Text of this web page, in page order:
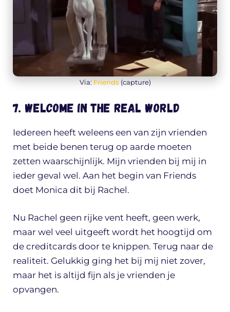
Via: Friends (capture)
7. Welcome in the real world
Iedereen heeft weleens een van zijn vrienden
met beide benen terug op aarde moeten
zetten waarschijnlijk. Mijn vrienden bij mij in
ieder geval wel. Aan het begin van Friends
doet Monica dit bij Rachel.
Nu Rachel geen rijke vent heeft, geen werk,
maar wel veel uitgeeft wordt het hoogtijd om
de creditcards door te knippen. Terug naar de
realiteit. Gelukkig ging het bij mij niet zover,
maar het is altijd fijn als je vrienden je
opvangen.